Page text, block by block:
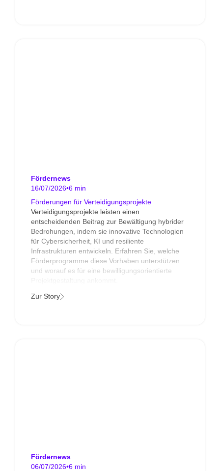
Fördernews
16/07/2026•6 min
Förderungen für Verteidigungsprojekte
Verteidigungsprojekte leisten einen
entscheidenden Beitrag zur Bewältigung hybrider
Bedrohungen, indem sie innovative Technologien
für Cybersicherheit, KI und resiliente
Infrastrukturen entwickeln. Erfahren Sie, welche
Förderprogramme diese Vorhaben unterstützen
und worauf es für eine bewilligungsorientierte
Zur Story
Fördernews
06/07/2026•6 min